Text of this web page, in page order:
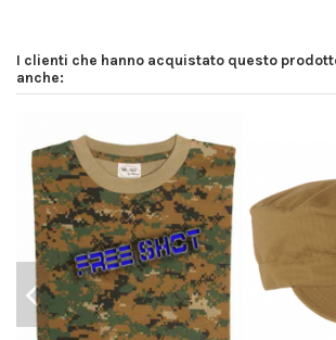
I clienti che hanno acquistato questo
anche: